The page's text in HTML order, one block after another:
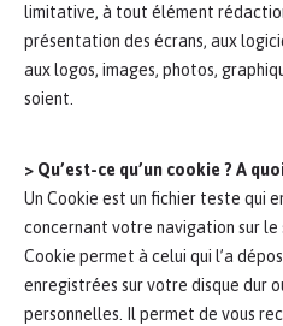
limitative, à tout élément
présentation des écrans, aux
aux logos, images, photos,
soient.
> Qu’est-ce qu’un cookie ? A
Un Cookie est un fichier teste qui
concernant votre navigation sur
Cookie permet à celui qui l’a
enregistrées sur votre disque dur
personnelles. Il permet de vous